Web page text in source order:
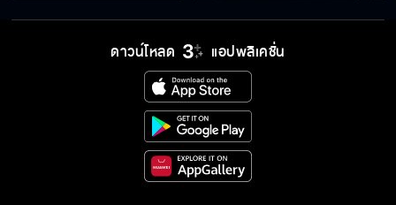
ฉันนี่แหละ ประธานบริษัท
เจ้าชายน่ะเค้ารักฉัน
ดาวน์โหลด แอปพลิเคชั่น